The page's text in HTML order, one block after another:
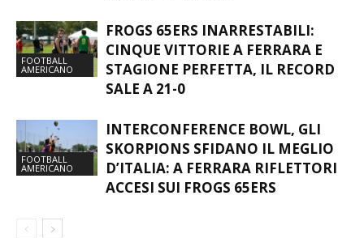
FOOTBALL
AMERICANO
FROGS 65ERS INARRESTABILI:
CINQUE VITTORIE A FERRARA E
STAGIONE PERFETTA, IL RECORD
SALE A 21-0
FOOTBALL
AMERICANO
INTERCONFERENCE BOWL, GLI
SKORPIONS SFIDANO IL MEGLIO
D’ITALIA: A FERRARA RIFLETTORI
ACCESI SUI FROGS 65ERS